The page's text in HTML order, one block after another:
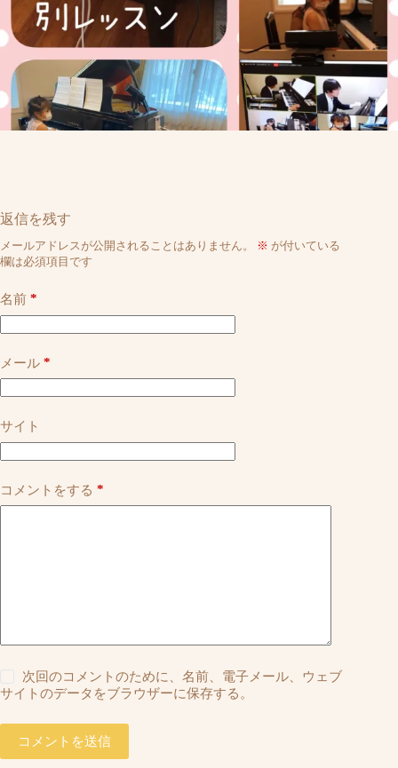
返信を残す
メールアドレスが公開されることはありません。 ※ が付いている
欄は必須項目です
名前 *
メール *
サイト
コメントをする *
次回のコメントのために、名前、電子メール、ウェブ
サイトのデータをブラウザーに保存する。
コメントを送信